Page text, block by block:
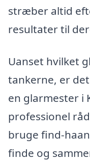
stræber altid
resultater til
Uanset hvilket
tankerne, er
en glarmester i
professionel
bruge find-
finde og